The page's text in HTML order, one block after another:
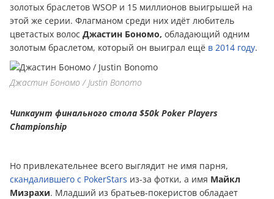
золотых браслетов WSOP и 15 миллионов выигрышей на
этой же серии. Флагманом среди них идёт любитель
цветастых волос Джастин Бономо, обладающий одним
золотым браслетом, который он выиграл ещё в 2014 году.
Джастин Бономо / Justin Bonomo
Чипкаунт финального стола $50k Poker Players
Championship
Но привлекательнее всего выглядит не имя парня,
скандалившего с PokerStars из-за фотки, а имя Майкл
Мизрахи. Младший из братьев-покеристов обладает